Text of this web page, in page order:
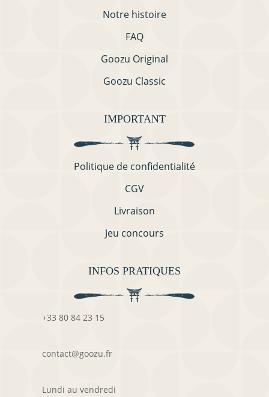
Notre histoire
FAQ
Goozu Original
Goozu Classic
IMPORTANT
Politique de confidentialité
CGV
Livraison
Jeu concours
INFOS PRATIQUES
+33 80 84 23 15
contact@goozu.fr
Lundi au vendredi